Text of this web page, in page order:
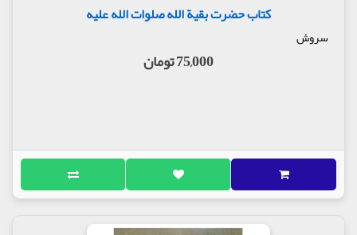
کتاب حضرت بقیة الله صلوات الله علیه
سروش
75,000 تومان